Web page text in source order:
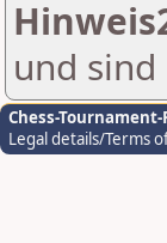
und
Chess-
Legal details/Terms